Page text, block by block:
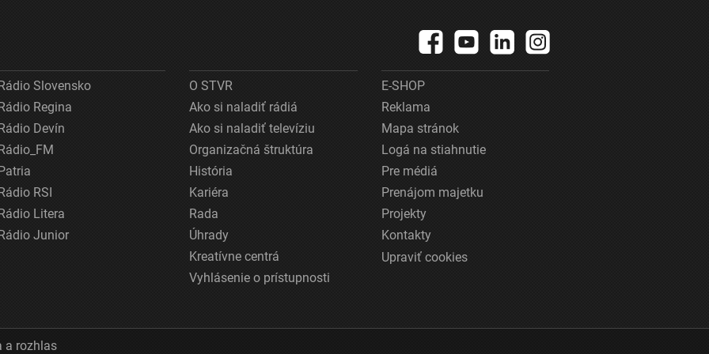
Slovensko
Regina
Devín
RSI
Litera
Junior
O STVR
Ako si naladiť rádiá
Ako si naladiť televíziu
Organizačná štruktúra
História
Kariéra
Rada
Úhrady
Kreatívne centrá
Vyhlásenie o prístupnosti
E-SHOP
Reklama
Mapa stránok
Logá na stiahnutie
Pre médiá
Prenájom majetku
Projekty
Kontakty
Upraviť cookies
a rozhlas